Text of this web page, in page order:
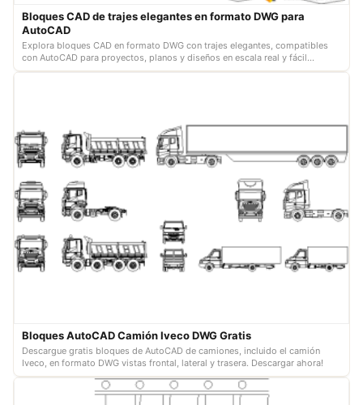
Bloques CAD de trajes elegantes en formato DWG para
AutoCAD
Explora bloques CAD en formato DWG con trajes elegantes, compatibles
con AutoCAD para proyectos, planos y diseños en escala real y fácil
edición.
Bloques AutoCAD Camión Iveco DWG Gratis
Descargue gratis bloques de AutoCAD de camiones, incluido el camión
Iveco, en formato DWG vistas frontal, lateral y trasera. Descargar ahora!